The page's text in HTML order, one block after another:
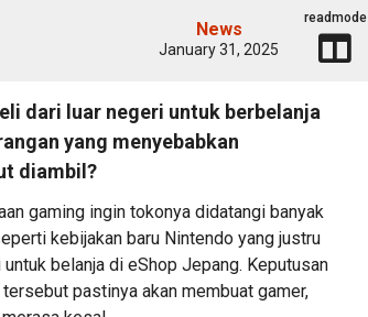
News
January 31, 2025
readmode
dari luar negeri untuk berbelanja
yang menyebabkan
diambil?
gaming ingin tokonya didatangi banyak
kebijakan baru Nintendo yang justru
belanja di eShop Jepang. Keputusan
pastinya akan membuat gamer,